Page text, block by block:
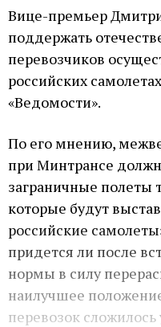
Вице-премьер
поддержать
перевозчиков
российских
«Ведомости».
По его мнению,
при Минтрансе
заграничные полеты
которые будут
российские
придется ли после
нормы в силу
наилучшее
перевозок сложилось